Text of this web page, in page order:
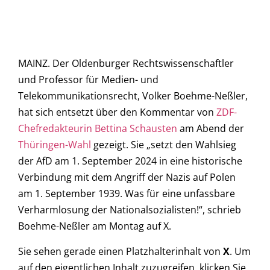
MAINZ. Der Oldenburger Rechtswissenschaftler
und Professor für Medien- und
Telekommunikationsrecht, Volker Boehme-Neßler,
hat sich entsetzt über den Kommentar von ZDF-
Chefredakteurin Bettina Schausten am Abend der
Thüringen-Wahl gezeigt. Sie „setzt den Wahlsieg
der AfD am 1. September 2024 in eine historische
Verbindung mit dem Angriff der Nazis auf Polen
am 1. September 1939. Was für eine unfassbare
Verharmlosung der Nationalsozialisten!“, schrieb
Boehme-Neßler am Montag auf X.
Sie sehen gerade einen Platzhalterinhalt von X. Um